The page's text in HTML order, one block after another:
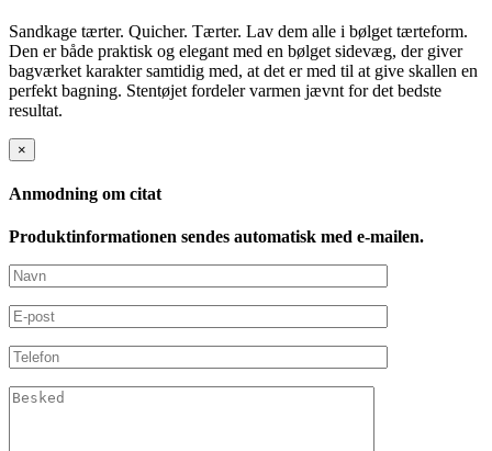
Sandkage tærter. Quicher. Tærter. Lav dem alle i bølget tærteform.
Den er både praktisk og elegant med en bølget sidevæg, der giver
bagværket karakter samtidig med, at det er med til at give skallen en
perfekt bagning. Stentøjet fordeler varmen jævnt for det bedste
resultat.
×
Anmodning om citat
Produktinformationen sendes automatisk med e-mailen.